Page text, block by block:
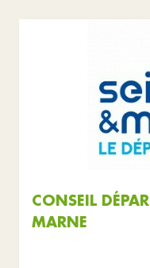
CONSEIL
MARNE